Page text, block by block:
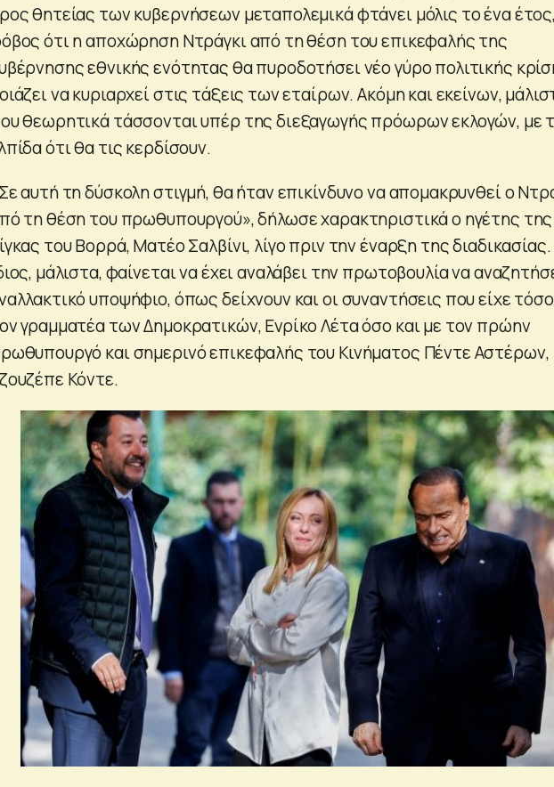
θητείας των κυβερνήσεων μεταπολεμικά φτάνει μόλις το ένα
ότι η αποχώρηση Ντράγκι από τη θέση του επικεφαλής της
εθνικής ενότητας θα πυροδοτήσει νέο γύρο πολιτικής
να κυριαρχεί στις τάξεις των εταίρων. Ακόμη και εκείνων,
θεωρητικά τάσσονται υπέρ της διεξαγωγής πρόωρων εκλογών, με
ότι θα τις κερδίσουν.
αυτή τη δύσκολη στιγμή, θα ήταν επικίνδυνο να απομακρυνθεί ο
τη θέση του πρωθυπουργού», δήλωσε χαρακτηριστικά ο ηγέτης της
του Βορρά, Ματέο Σαλβίνι, λίγο πριν την έναρξη της
μάλιστα, φαίνεται να έχει αναλάβει την πρωτοβουλία να
υποψήφιο, όπως δείχνουν και οι συναντήσεις που είχε
γραμματέα των Δημοκρατικών, Ενρίκο Λέτα όσο και με τον πρώην
και σημερινό επικεφαλής του Κινήματος Πέντε Αστέρων,
Κόντε.